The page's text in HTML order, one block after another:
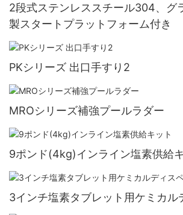
2段式ステンレススチール304、グ
製スタートプラットフォーム付き
PKシリーズ 出口手すり2
MROシリーズ補強プールラダー
9ポンド(4kg)インライン塩素供給
3インチ塩素タブレット用ケミカル